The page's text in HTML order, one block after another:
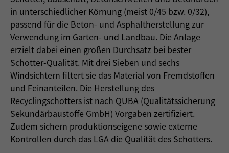
in unterschiedlicher Körnung (meist 0/45 bzw. 0/32),
passend für die Beton- und Asphaltherstellung zur
Verwendung im Garten- und Landbau. Die Anlage
erzielt dabei einen großen Durchsatz bei bester
Schotter-Qualität. Mit drei Sieben und sechs
Windsichtern filtert sie das Material von Fremdstoffen
und Feinanteilen. Die Herstellung des
Recyclingschotters ist nach QUBA (Qualitätssicherung
Sekundärbaustoffe GmbH) Vorgaben zertifiziert.
Zudem sichern produktionseigene sowie externe
Kontrollen durch das LGA die Qualität des Schotters.